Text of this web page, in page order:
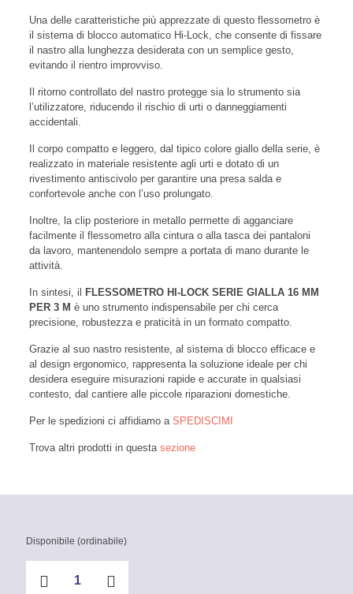
Una delle caratteristiche più apprezzate di questo flessometro è
il sistema di blocco automatico Hi-Lock, che consente di fissare
il nastro alla lunghezza desiderata con un semplice gesto,
evitando il rientro improvviso.
Il ritorno controllato del nastro protegge sia lo strumento sia
l’utilizzatore, riducendo il rischio di urti o danneggiamenti
accidentali.
Il corpo compatto e leggero, dal tipico colore giallo della serie, è
realizzato in materiale resistente agli urti e dotato di un
rivestimento antiscivolo per garantire una presa salda e
confortevole anche con l’uso prolungato.
Inoltre, la clip posteriore in metallo permette di agganciare
facilmente il flessometro alla cintura o alla tasca dei pantaloni
da lavoro, mantenendolo sempre a portata di mano durante le
attività.
In sintesi, il
FLESSOMETRO HI-LOCK SERIE GIALLA 16 MM
PER 3 M è uno strumento indispensabile per chi cerca
precisione, robustezza e praticità in un formato compatto.
Grazie al suo nastro resistente, al sistema di blocco efficace e
al design ergonomico, rappresenta la soluzione ideale per chi
desidera eseguire misurazioni rapide e accurate in qualsiasi
contesto, dal cantiere alle piccole riparazioni domestiche.
Per le spedizioni ci affidiamo a SPEDISCIMI
Trova altri prodotti in questa sezione
Disponibile (ordinabile)